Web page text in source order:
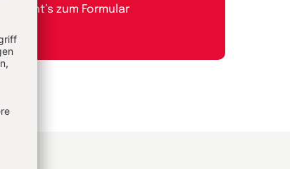
Hier geht’s zum Formular